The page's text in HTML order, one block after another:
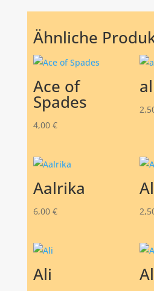
Ähnliche
Ace of
Spades
4,00 €
Aalrika
6,00 €
Ali